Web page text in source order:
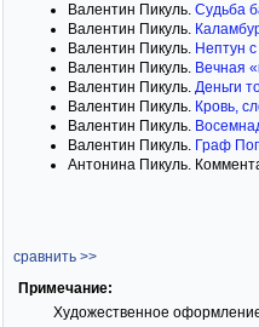
Валентин Пикуль. Судьба
Валентин Пикуль.
Валентин Пикуль. Нептун
Валентин Пикуль. Вечная
Валентин Пикуль. Деньги
Валентин Пикуль. Кровь,
Валентин Пикуль.
Валентин Пикуль. Граф
Антонина Пикуль.
сравнить >>
Примечание:
Художественное